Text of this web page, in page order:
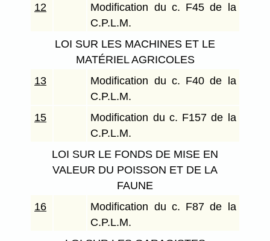
12
Modification du c. F45 de la
C.P.L.M.
LOI SUR LES MACHINES ET LE
MATÉRIEL AGRICOLES
13
Modification du c. F40 de la
C.P.L.M.
15
Modification du c. F157 de la
C.P.L.M.
LOI SUR LE FONDS DE MISE EN
VALEUR DU POISSON ET DE LA
FAUNE
16
Modification du c. F87 de la
C.P.L.M.